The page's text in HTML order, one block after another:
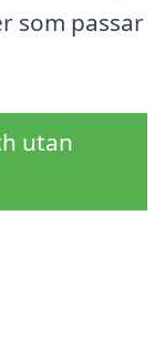
som passar
utan